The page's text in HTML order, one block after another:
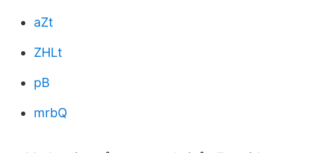
aZt
ZHLt
pB
mrbQ